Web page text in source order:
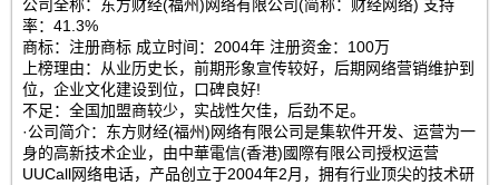
公司全称：东方财经(福州)网络有限公司(简称：财经网络) 支持
率：41.3%
商标：注册商标 成立时间：2004年 注册资金：100万
上榜理由：从业历史长，前期形象宣传较好，后期网络营销维护到
位，企业文化建设到位，口碑良好!
不足：全国加盟商较少，实战性欠佳，后劲不足。
·公司简介：东方财经(福州)网络有限公司是集软件开发、运营为一
身的高新技术企业，由中華電信(香港)國際有限公司授权运营
UUCall网络电话，产品创立于2004年2月，拥有行业顶尖的技术研